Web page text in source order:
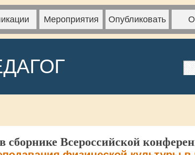
Мероприятия Опубликовать
сборнике Всероссийской